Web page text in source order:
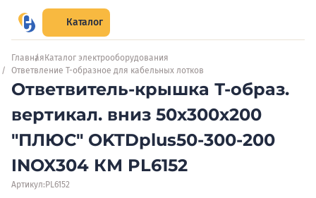
Каталог
Главная Каталог электрооборудования
Ответвление Т-образное для кабельных лотков
Ответвитель-крышка Т-образ.
вертикал. вниз 50х300х200
"ПЛЮС" OKTDplus50-300-200
INOX304 КМ PL6152
Артикул: PL6152